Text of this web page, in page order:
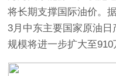
将长期支撑国际油价。
3月中东主要国家原油
规模将进一步扩大至910